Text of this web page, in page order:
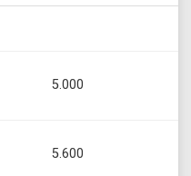
5.000
5.600